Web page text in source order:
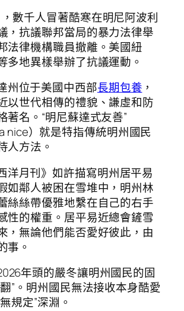
數千人冒著酷寒在明尼阿波利
，抗議聯邦當局的暴力法律舉
法律機構職員撤離。美國紐
多地異樣舉辦了抗議運動。
州位于美國中西部長期包養 ，
以世代相傳的禮貌、謙虛和防
著名。“明尼蘇達式友善”
nice）就是特指傳統明州國民
人方法。
洋月刊》如許描寫明州居平易
如鄰人被困在雪堆中，明州林
絲絲帶優雅地繫在自己的右手
性的權重。居平易近總會鏟雪
，無論他們能否愛好彼此，由
事。
年頭的嚴冬讓明州國民的固
”。明州國民無法接收本身酷愛
規定”深淵。